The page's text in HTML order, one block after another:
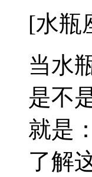
[水瓶
当水
是不
就是
了解